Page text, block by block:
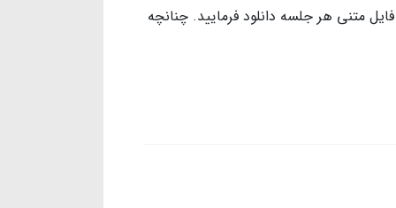
متنی هر جلسه دانلود فرمایید. چنانچه